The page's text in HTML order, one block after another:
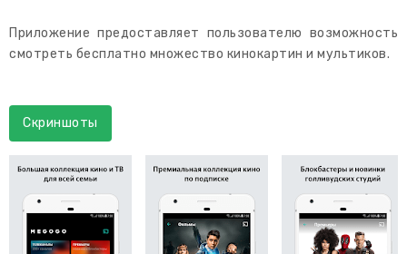
Приложение предоставляет пользователю возможность
смотреть бесплатно множество кинокартин и мультиков.
Скриншоты